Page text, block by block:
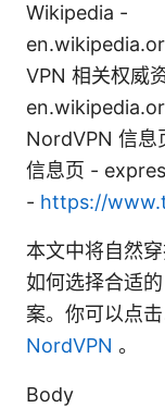
Wikipedia -
VPN 相关权威
NordVPN 信
信息页 -
- https://
本文中将自然
如何选择合适
案。你可以点
NordVPN 。
Body